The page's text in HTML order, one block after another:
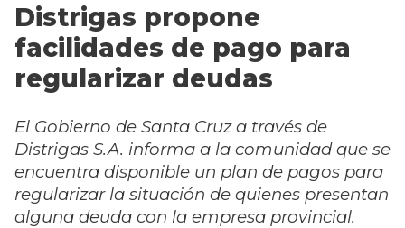
Distrigas propone
facilidades de pago para
regularizar deudas
El Gobierno de Santa Cruz a través de
Distrigas S.A. informa a la comunidad que se
encuentra disponible un plan de pagos para
regularizar la situación de quienes presentan
alguna deuda con la empresa provincial.